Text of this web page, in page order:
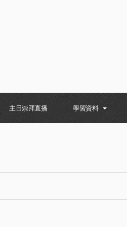
主日崇拜直播 學習資料